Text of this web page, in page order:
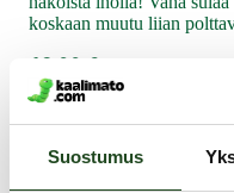
Suostumus
koskaan muutu liian
12.99 €
Muut